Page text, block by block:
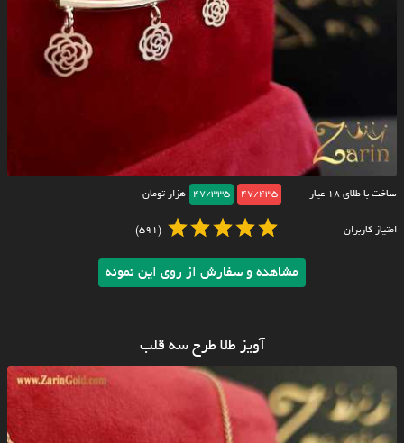
ساخت با طلای ۱۸ عیار 47/435
47/335 هزار تومان
امتیاز کاربران (591)
مشاهده و سفارش از روی این نمونه
آویز طلا طرح سه قلب